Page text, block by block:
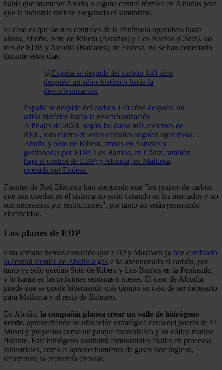
había que mantener Aboño o alguna central térmica en Asturias para
que la industria tuviese asegurado el suministro.
El caso es que las tres centrales de la Península operativas hasta
ahora, Aboño, Soto de Ribera (Asturias) y Los Barrios (Cádiz), las
tres de EDP, y Alcudia (Baleares), de Endesa, no se han conectado
durante estos días.
España se despide del carbón 140 años después: un
adiós histórico hacia la descarbonización
A finales de 2024, según los datos más recientes de
REE, solo cuatro de estas centrales seguían operativas:
Aboño y Soto de Ribera, ambas en Asturias y
gestionadas por EDP; Los Barrios, en Cádiz, también
bajo el control de EDP; y Alcudia, en Mallorca,
operada por Endesa.
Fuentes de Red Eléctrica han asegurado que "los grupos de carbón
que aún quedan en el sistema no están casando en los mercados y no
son necesarios por restricciones", por tanto no están generando
electricidad.
Los planes de EDP
Esta semana hemos conocido que EDP y Masaveu ya han cambiado
la central térmica de Aboño a gas y ha abandonado el carbón, por
tanto ya sólo quedan Soto de Ribera y Los Barrios en la Península,
y lo harán en las próximas semanas o meses. El caso de Alcudia
puede que se quede hibernando más tiempo en caso de ser necesario
para Mallorca y el resto de Baleares.
En Aboño, la compañía planea crear un valle de hidrógeno
verde, aprovechando su ubicación estratégica cerca del puerto de El
Musel y proyectos como un parque fotovoltaico y un eólico marino
flotante. Este hidrógeno sustituirá combustibles fósiles en procesos
industriales, como el aprovechamiento de gases siderúrgicos,
reforzando la economía circular.